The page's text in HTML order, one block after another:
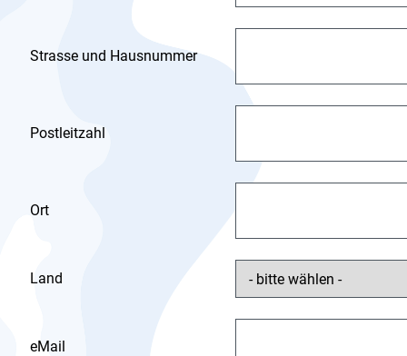
Strasse und Hausnummer
Postleitzahl
Ort
Land
eMail